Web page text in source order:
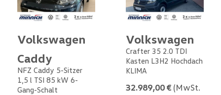
Volkswagen
Caddy
NFZ Caddy 5-Sitzer
1,5 l TSI 85 kW 6-
Gang-Schalt
Volkswagen
Crafter 35 2.0 TDI
Kasten L3H2 Hochdach
KLIMA
32.989,00 € (MwSt.